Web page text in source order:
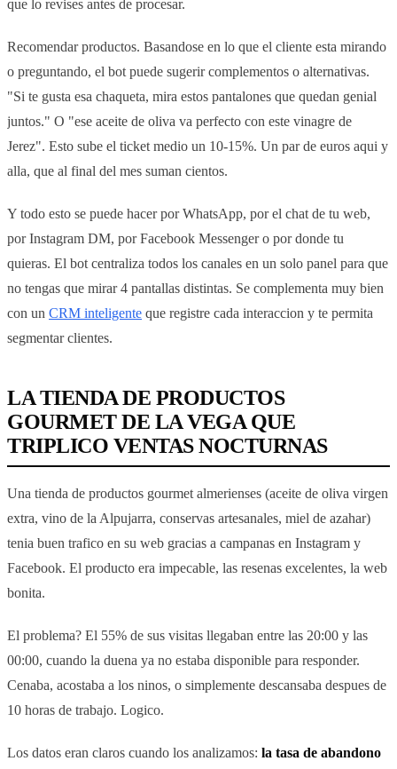
que lo revises antes de procesar.
Recomendar productos. Basandose en lo que el cliente esta mirando
o preguntando, el bot puede sugerir complementos o alternativas.
"Si te gusta esa chaqueta, mira estos pantalones que quedan genial
juntos." O "ese aceite de oliva va perfecto con este vinagre de
Jerez". Esto sube el ticket medio un 10-15%. Un par de euros aqui y
alla, que al final del mes suman cientos.
Y todo esto se puede hacer por WhatsApp, por el chat de tu web,
por Instagram DM, por Facebook Messenger o por donde tu
quieras. El bot centraliza todos los canales en un solo panel para que
no tengas que mirar 4 pantallas distintas. Se complementa muy bien
con un CRM inteligente que registre cada interaccion y te permita
segmentar clientes.
LA TIENDA DE PRODUCTOS
GOURMET DE LA VEGA QUE
TRIPLICO VENTAS NOCTURNAS
Una tienda de productos gourmet almerienses (aceite de oliva virgen
extra, vino de la Alpujarra, conservas artesanales, miel de azahar)
tenia buen trafico en su web gracias a campanas en Instagram y
Facebook. El producto era impecable, las resenas excelentes, la web
bonita.
El problema? El 55% de sus visitas llegaban entre las 20:00 y las
00:00, cuando la duena ya no estaba disponible para responder.
Cenaba, acostaba a los ninos, o simplemente descansaba despues de
10 horas de trabajo. Logico.
Los datos eran claros cuando los analizamos: la tasa de abandono